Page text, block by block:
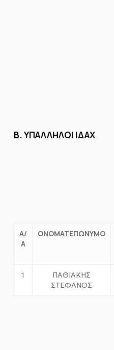
Β. ΥΠΑΛΛΗΛΟΙ ΙΔΑΧ
Α/
Α
ΟΝΟΜΑΤΕΠΩΝΥΜΟ
1
ΠΑΘΙΑΚΗΣ
ΣΤΕΦΑΝΟΣ